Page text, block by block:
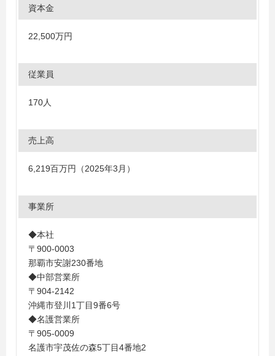
資本金
22,500万円
従業員
170人
売上高
6,219百万円（2025年3月）
事業所
◆本社
〒900-0003
那覇市安謝230番地
◆中部営業所
〒904-2142
沖縄市登川1丁目9番6号
◆名護営業所
〒905-0009
名護市宇茂佐の森5丁目4番地2